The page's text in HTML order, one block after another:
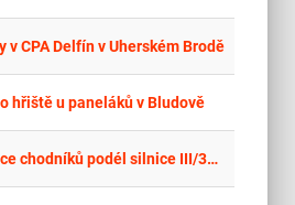
v CPA Delfín v Uherském Brodě
hřiště u paneláků v Bludově
Říčky – modernizace chodníků podél silnice III/3122